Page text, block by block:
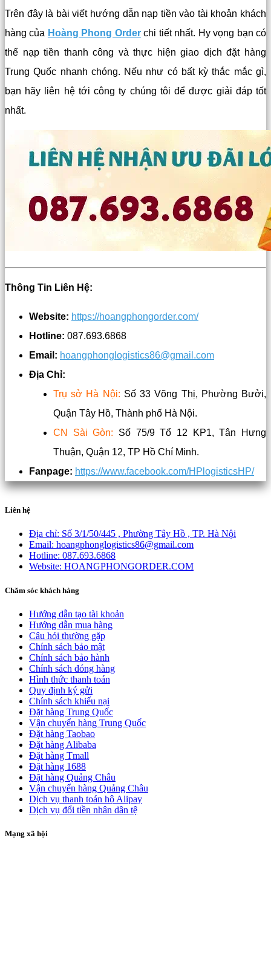
Trên đây là bài viết hướng dẫn nạp tiền vào tài khoản khách
hàng của Hoàng Phong Orderchi tiết nhất. Hy vọng bạn có
thể nạp tiền thanh công và thực hiện giao dịch đặt hàng
Trung Quốc nhanh chóng. Nếu như có bất kỳ thắc mắc gì,
bạn hãy liên hệ tới công ty chúng tôi để được giải đáp tốt
nhất.
Thông Tin Liên Hệ:
Website: https://hoangphongorder.com/
Hotline: 087.693.6868
Email: hoangphonglogistics86@gmail.com
Địa Chỉ:
Trụ sở Hà Nội: Số 33 Võng Thị, Phường Bưởi,
Quận Tây Hồ, Thành phố Hà Nội.
CN Sài Gòn: Số 75/9 Tổ 12 KP1, Tân Hưng
Thuận, Quận 12, TP Hồ Chí Minh.
Fanpage: https://www.facebook.com/HPlogisticsHP/
Liên hệ
Địa chỉ: Số 3/1/50/445 , Phường Tây Hồ , TP. Hà Nội
Email: hoangphonglogistics86@gmail.com
Hotline: 087.693.6868
Website: HOANGPHONGORDER.COM
Chăm sóc khách hàng
Hướng dẫn tạo tài khoản
Hướng dẫn mua hàng
Câu hỏi thường gặp
Chính sách bảo mật
Chính sách bảo hành
Chính sách đóng hàng
Hình thức thanh toán
Quy định ký gửi
Chính sách khiếu nại
Đặt hàng Trung Quốc
Vận chuyển hàng Trung Quốc
Đặt hàng Taobao
Đặt hàng Alibaba
Đặt hàng Tmall
Đặt hàng 1688
Đặt hàng Quảng Châu
Vận chuyển hàng Quảng Châu
Dịch vụ thanh toán hộ Alipay
Dịch vụ đổi tiền nhân dân tệ
Mạng xã hội